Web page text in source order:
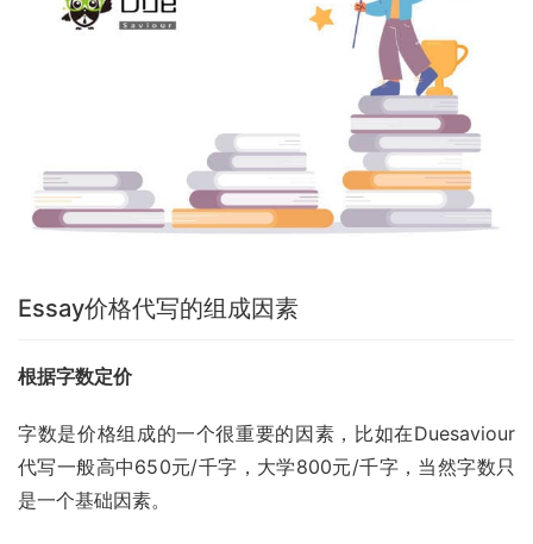
Essay价格代写的组成因素
根据字数定价
字数是价格组成的一个很重要的因素，比如在Duesaviour
代写一般高中650元/千字，大学800元/千字，当然字数只
是一个基础因素。